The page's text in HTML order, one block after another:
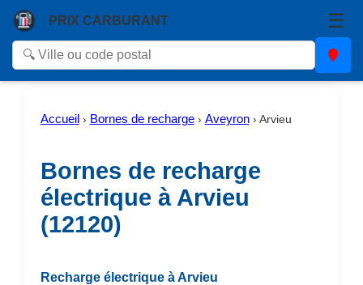
PRIX CARBURANT ☰
Accueil › Bornes de recharge› Aveyron› Arvieu
Bornes de recharge
électrique à Arvieu
(12120)
Recharge électrique à Arvieu